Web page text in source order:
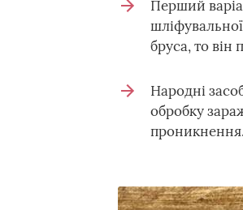
Перший
бруса, то він
Народні
обробку
проникнення.